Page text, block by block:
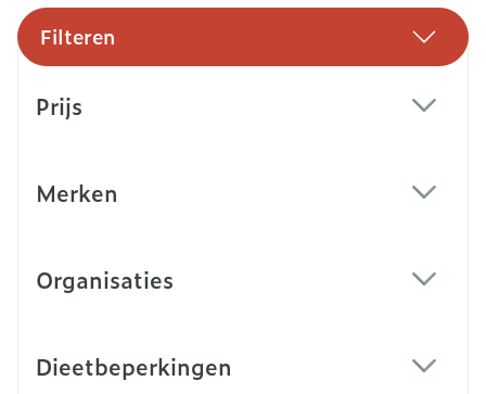
Filteren
Prijs
Merken
Organisaties
Dieetbeperkingen